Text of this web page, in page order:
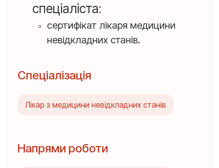
спеціаліста:
сертифікат лікаря медицини
невідкладних станів.
Спеціалізація
Лікар з медицини невідкладних станів
Напрями роботи